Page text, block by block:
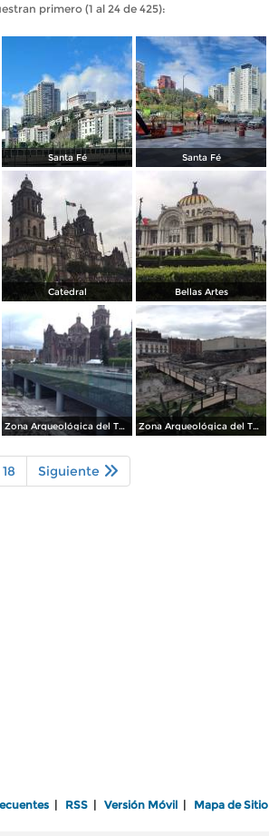
primero (1 al 24 de 425):
Santa Fé Santa Fé
Catedral Bellas Artes
Zona Arqueológica del Templo Mayor. Junio/2018 Zona Arqueológica del Templo Mayor. Junio/2018
18 Siguiente
RSS Versión Móvil Mapa de Sitio